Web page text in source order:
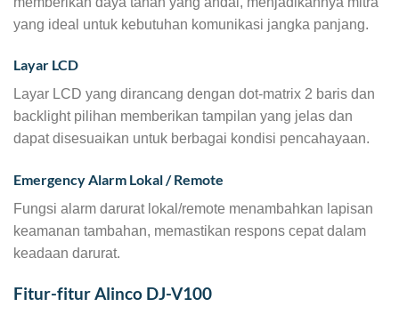
yang ideal untuk kebutuhan komunikasi jangka panjang.
Layar LCD
Layar LCD yang dirancang dengan dot-matrix 2 baris dan
backlight pilihan memberikan tampilan yang jelas dan
dapat disesuaikan untuk berbagai kondisi pencahayaan.
Emergency Alarm Lokal / Remote
Fungsi alarm darurat lokal/remote menambahkan lapisan
keamanan tambahan, memastikan respons cepat dalam
keadaan darurat.
Fitur-fitur Alinco DJ-V100